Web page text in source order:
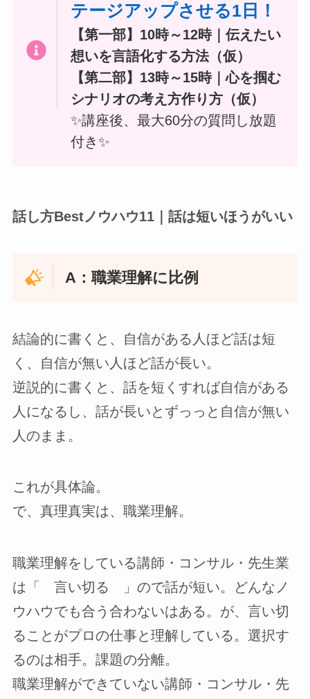
テージアップさせる1日！
【第一部】10時～12時｜伝えたい
想いを言語化する方法（仮）
【第二部】13時～15時｜心を掴む
シナリオの考え方作り方（仮）
✨️講座後、最大60分の質問し放題
付き✨️
話し方Bestノウハウ11｜話は短いほうがいい
A：職業理解に比例
結論的に書くと、自信がある人ほど話は短
く、自信が無い人ほど話が長い。
逆説的に書くと、話を短くすれば自信がある
人になるし、話が長いとずっっと自信が無い
人のまま。
これが具体論。
で、真理真実は、職業理解。
職業理解をしている講師・コンサル・先生業
は「 言い切る 」ので話が短い。どんなノ
ウハウでも合う合わないはある。が、言い切
ることがプロの仕事と理解している。選択す
るのは相手。課題の分離。
職業理解ができていない講師・コンサル・先